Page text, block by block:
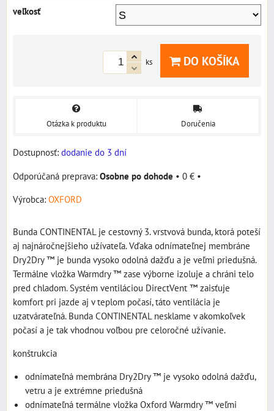
veľkosť
ks DO KOŠÍKA
Otázka k produktu Doručenia
Dostupnosť: dodanie do 3 dní
Osobne po dohode • 0 € •
Výrobca: OXFORD
Bunda CONTINENTAL je cestovný 3. vrstvová bunda, ktorá poteší
aj najnáročnejšieho užívateľa. Vďaka odnímateľnej membráne
Dry2Dry ™ je bunda vysoko odolná dažďu a je veľmi priedušná.
Termálne vložka Warmdry ™ zase výborne izoluje a chráni telo
pred chladom. Systém ventiláciou DirectVent ™ zaisťuje
komfort pri jazde aj v teplom počasí, táto ventilácia je
uzatvárateľná. Bunda CONTINENTAL nesklame v akomkoľvek
počasí a je tak vhodnou voľbou pre celoročné užívanie.
konštrukcia
odnímateľná membrána Dry2Dry ™ je vysoko odolná dažďu,
vetru a je extrémne priedušná
odnímateľná termálne vložka Oxford Warmdry ™ veľmi